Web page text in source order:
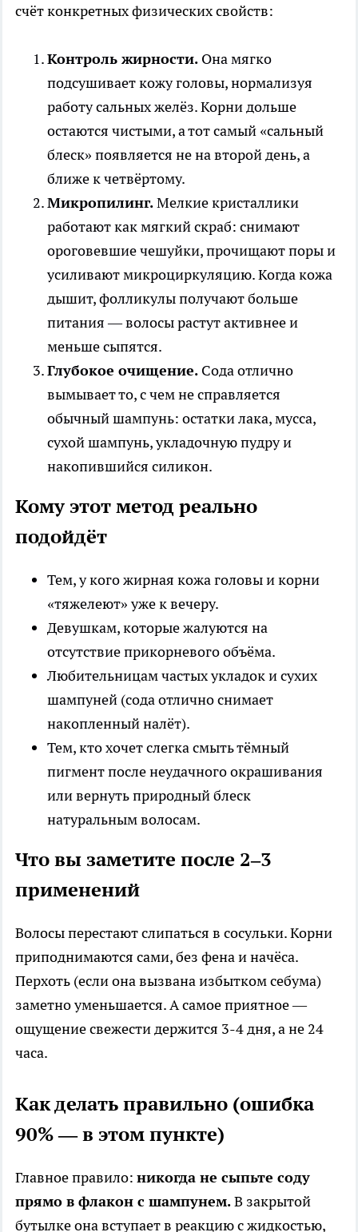
счёт конкретных физических свойств:
Контроль жирности. Она мягко
подсушивает кожу головы, нормализуя
работу сальных желёз. Корни дольше
остаются чистыми, а тот самый «сальный
блеск» появляется не на второй день, а
ближе к четвёртому.
Микропилинг.Мелкие кристаллики
работают как мягкий скраб: снимают
ороговевшие чешуйки, прочищают поры и
усиливают микроциркуляцию. Когда кожа
дышит, фолликулы получают больше
питания — волосы растут активнее и
меньше сыпятся.
Глубокое очищение. Сода отлично
вымывает то, с чем не справляется
обычный шампунь: остатки лака, мусса,
сухой шампунь, укладочную пудру и
накопившийся силикон.
Кому этот метод реально
подойдёт
Тем, у кого жирная кожа головы и корни
«тяжелеют» уже к вечеру.
Девушкам, которые жалуются на
отсутствие прикорневого объёма.
Любительницам частых укладок и сухих
шампуней (сода отлично снимает
накопленный налёт).
Тем, кто хочет слегка смыть тёмный
пигмент после неудачного окрашивания
или вернуть природный блеск
натуральным волосам.
Что вы заметите после 2–3
применений
Волосы перестают слипаться в сосульки. Корни
приподнимаются сами, без фена и начёса.
Перхоть (если она вызвана избытком себума)
заметно уменьшается. А самое приятное —
ощущение свежести держится 3-4 дня, а не 24
часа.
Как делать правильно (ошибка
90% — в этом пункте)
Главное правило: никогда не сыпьте соду
прямо в флакон с шампунем.В закрытой
бутылке она вступает в реакцию с жидкостью,